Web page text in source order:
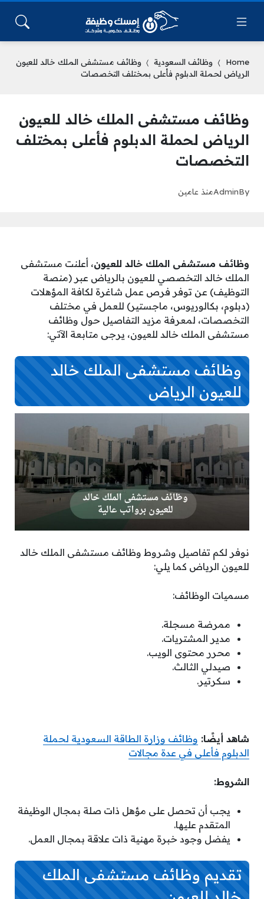
Home وظائف السعودية
وظائف مستشفى الملك خالد للعيون
الرياض لحملة الدبلوم فأعلى بمختلف التخصصات
وظائف مستشفى الملك خالد للعيون
الرياض لحملة الدبلوم فأعلى بمختلف
التخصصات
By
Adminمنذ عامين
وظائف مستشفى الملك خالد للعيون، أعلنت مستشفى
الملك خالد التخصصي للعيون بالرياض عبر (منصة
التوظيف) عن توفر فرص عمل شاغرة لكافة المؤهلات
(دبلوم، بكالوريوس، ماجستير) للعمل في مختلف
التخصصات، لمعرفة مزيد التفاصيل حول وظائف
مستشفى الملك خالد للعيون، يرجى متابعة الآتي:
وظائف مستشفى الملك خالد
للعيون الرياض
نوفر لكم تفاصيل وشروط وظائف مستشفى الملك خالد
للعيون الرياض كما يلي:
مسميات الوظائف:
ممرضة مسجلة.
مدير المشتريات.
محرر محتوى الويب.
صيدلي الثالث.
سكرتير.
شاهد أيضًا: وظائف وزارة الطاقة السعودية لحملة
الدبلوم فأعلى في عدة مجالات
الشروط:
يجب أن تحصل على مؤهل ذات صلة بمجال الوظيفة
المتقدم عليها.
يفضل وجود خبرة مهنية ذات علاقة بمجال العمل.
تقديم وظائف مستشفى الملك